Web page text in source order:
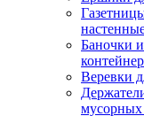
Баночки и
Веревки